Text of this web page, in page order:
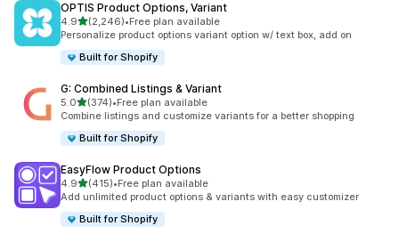
OPTIS Product Options, Variant
4.95つ星中
(2,246)
合計レビュー数：2246件
•Free plan available
Personalize product options variant option w/ text box, add on
Built for Shopify
G: Combined Listings & Variant
5.05つ星中
(374)
合計レビュー数：374件
•Free plan available
Combine listings and customize variants for a better shopping
Built for Shopify
EasyFlow Product Options
4.95つ星中
(415)
合計レビュー数：415件
•Free plan available
Add unlimited product options & variants with easy customizer
Built for Shopify